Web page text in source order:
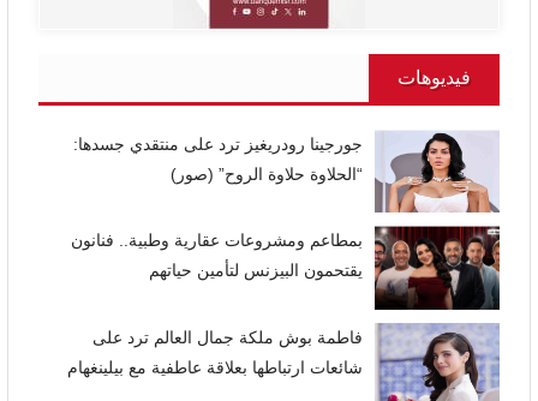
فيديوهات
جورجينا رودريغيز ترد على منتقدي جسدها:
“الحلاوة حلاوة الروح” (صور)
بمطاعم ومشروعات عقارية وطبية.. فنانون
يقتحمون البيزنس لتأمين حياتهم
فاطمة بوش ملكة جمال العالم ترد على
شائعات ارتباطها بعلاقة عاطفية مع بيلينغهام